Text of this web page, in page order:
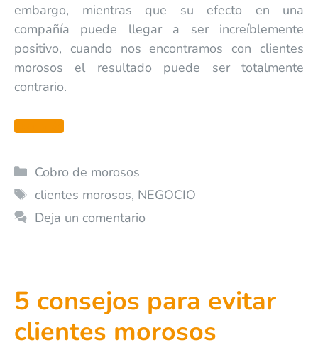
embargo, mientras que su efecto en una
compañía puede llegar a ser increíblemente
positivo, cuando nos encontramos con clientes
morosos el resultado puede ser totalmente
contrario.
Leer más
Cobro de morosos
clientes morosos, NEGOCIO
Deja un comentario
5 consejos para evitar
clientes morosos